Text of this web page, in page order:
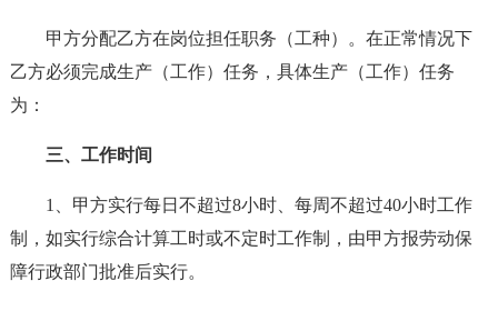
甲方分配乙方在岗位担任职务（工种）。在正常情况下
乙方必须完成生产（工作）任务，具体生产（工作）任务
为：
三、工作时间
1、甲方实行每日不超过8小时、每周不超过40小时工作
制，如实行综合计算工时或不定时工作制，由甲方报劳动保
障行政部门批准后实行。